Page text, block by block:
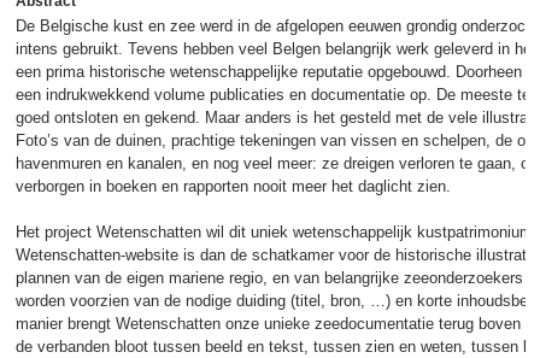
De Belgische kust en zee werd in de afgelopen eeuwen grondig
intens gebruikt. Tevens hebben veel Belgen belangrijk werk geleverd in
een prima historische wetenschappelijke reputatie opgebouwd. Doorheen
een indrukwekkend volume publicaties en documentatie op. De meeste
goed ontsloten en gekend. Maar anders is het gesteld met de vele
Foto’s van de duinen, prachtige tekeningen van vissen en schelpen, de
havenmuren en kanalen, en nog veel meer: ze dreigen verloren te gaan,
verborgen in boeken en rapporten nooit meer het daglicht zien.
Het project Wetenschatten wil dit uniek wetenschappelijk kustpatrimonium
Wetenschatten-website is dan de schatkamer voor de historische
plannen van de eigen mariene regio, en van belangrijke zeeonderzoekers
worden voorzien van de nodige duiding (titel, bron, …) en korte
manier brengt Wetenschatten onze unieke zeedocumentatie terug boven
de verbanden bloot tussen beeld en tekst, tussen zien en weten, tussen